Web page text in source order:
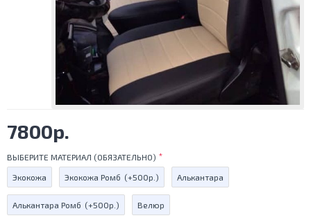
7800р.
ВЫБЕРИТЕ МАТЕРИАЛ (ОБЯЗАТЕЛЬНО)
Экокожа Экокожа Ромб (+500р.) Алькантара
Алькантара Ромб (+500р.) Велюр